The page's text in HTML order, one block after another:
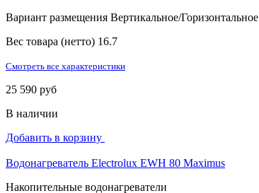
Вариант размещения Вертикальное/Горизонтальное
Вес товара (нетто) 16.7
Смотреть все характеристики
25 590 руб
В наличии
Добавить в корзину
Водонагреватель Electrolux EWH 80 Maximus
Накопительные водонагреватели